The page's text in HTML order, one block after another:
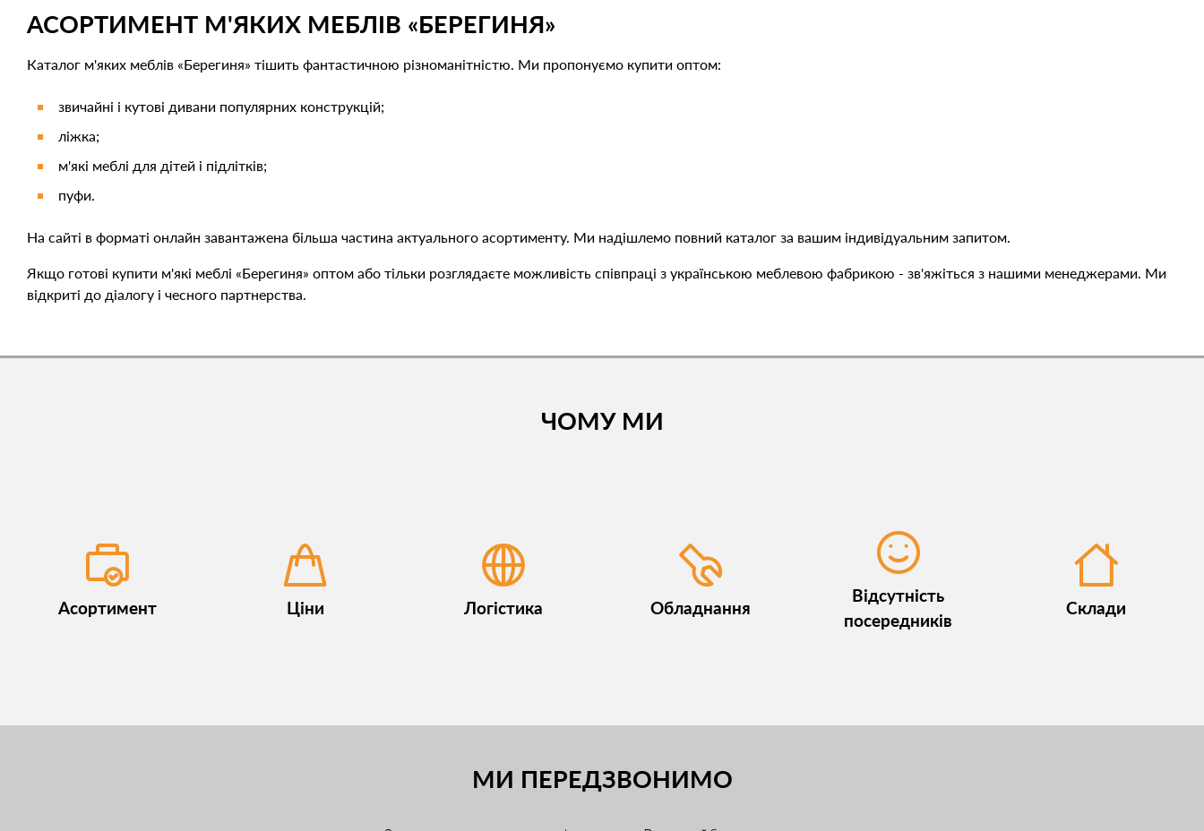
АСОРТИМЕНТ М'ЯКИХ МЕБЛІВ «БЕРЕГИНЯ»
Каталог м'яких меблів «Берегиня» тішить фантастичною різноманітністю. Ми пропонуємо купити оптом:
звичайні і кутові дивани популярних конструкцій;
ліжка;
м'які меблі для дітей і підлітків;
пуфи.
На сайті в форматі онлайн завантажена більша частина актуального асортименту. Ми надішлемо повний каталог за вашим індивідуальним запитом.
Якщо готові купити м'які меблі «Берегиня» оптом або тільки розглядаєте можливість співпраці з українською меблевою фабрикою - зв'яжіться з нашими менеджерами. Ми
відкриті до діалогу і чесного партнерства.
ЧОМУ МИ
Асортимент Ціни Логістика Обладнання
Відсутність
посередників
Склади
МИ ПЕРЕДЗВОНИМО